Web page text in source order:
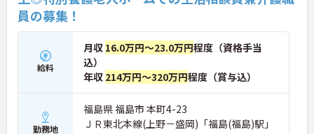
員の募集！
給料
月収 16.0万円～23.0万円程度（資格手当
込）
年収 214万円～320万円程度（賞与込）
勤務地
福島県 福島市 本町4-23
ＪＲ東北本線(上野－盛岡)「福島(福島)駅」